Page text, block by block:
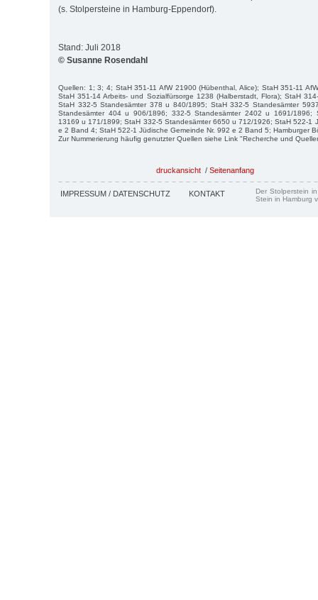
(s. Stolpersteine in Hamburg-Eppendorf).
Stand: Juli 2018
© Susanne Rosendahl
Quellen: 1; 3; 4; StaH 351-11 AfW 21900 (Hübenthal, Alice); StaH 351-11
StaH 351-14 Arbeits- und Sozialfürsorge 1238 (Halberstadt, Flora); StaH
StaH 332-5 Standesämter 378 u 840/1895; StaH 332-5 Standesämter
Standesämter 404 u 906/1896; 332-5 Standesämter 2402 u 1691/1896;
13169 u 171/1899; StaH 332-5 Standesämter 6650 u 712/1926; StaH 522-1
e 2 Band 4; StaH 522-1 Jüdische Gemeinde Nr. 992 e 2 Band 5; Hamburger
Zur Nummerierung häufig genutzter Quellen siehe Link "Recherche und
druckansicht / Seitenanfang
IMPRESSUM / DATENSCHUTZ KONTAKT
Der Stolperstein
Stein in Hamburg